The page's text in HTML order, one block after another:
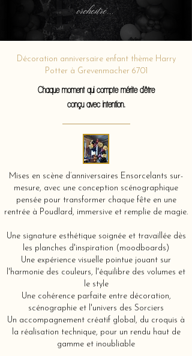
orchestré...
Décoration anniversaire enfant thème Harry
Potter à Grevenmacher 6701
Chaque moment qui compte mérite d'être
conçu avec intention.
Mises en scène d’anniversaires Ensorcelants sur-
mesure, avec une conception scénographique
pensée pour transformer chaque fête en une
rentrée à Poudlard, immersive et remplie de magie.
Une signature esthétique soignée et travaillée dès
les planches d'inspiration (moodboards)
Une expérience visuelle pointue jouant sur
l'harmonie des couleurs, l'équilibre des volumes et
le style
Une cohérence parfaite entre décoration,
scénographie et l'univers des Sorciers
Un accompagnement créatif global, du croquis à
la réalisation technique, pour un rendu haut de
gamme et inoubliable